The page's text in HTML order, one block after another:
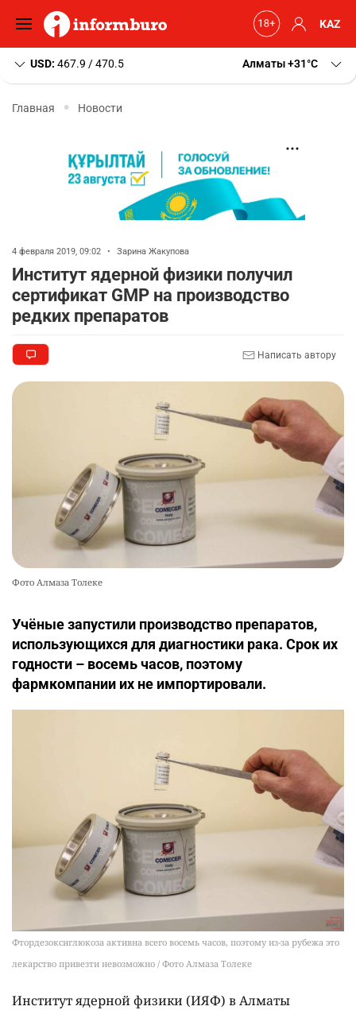
KAZ
USD: 467.9 / 470.5 Алматы+31 C
Главная Новости
4 февраля 2019, 09:02 • Зарина Жакупова
Институт ядерной физики получил
сертификат GMP на производство
редких препаратов
Написать автору
Фото Алмаза Толеке
Учёные запустили производство препаратов,
использующихся для диагностики рака. Срок их
годности – восемь часов, поэтому
фармкомпании их не импортировали.
Фтордезоксиглюкоза активна всего восемь часов, поэтому из-за рубежа это
лекарство привезти невозможно / Фото Алмаза Толеке
Институт ядерной физики (ИЯФ) в Алматы